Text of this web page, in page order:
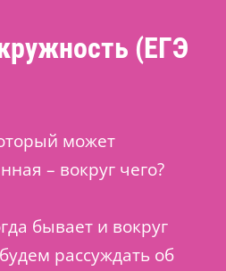
(ЕГЭ
может
– вокруг чего?
бывает и вокруг
рассуждать об